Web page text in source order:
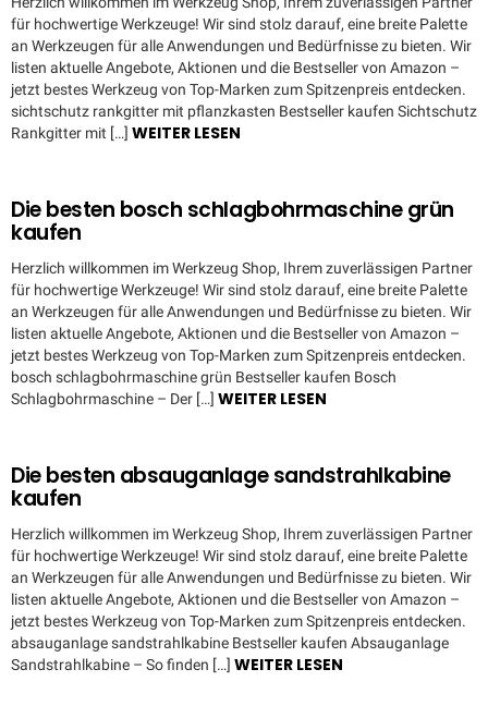
für hochwertige Werkzeuge! Wir sind stolz darauf, eine breite Palette
an Werkzeugen für alle Anwendungen und Bedürfnisse zu bieten. Wir
listen aktuelle Angebote, Aktionen und die Bestseller von Amazon –
jetzt bestes Werkzeug von Top-Marken zum Spitzenpreis entdecken.
sichtschutz rankgitter mit pflanzkasten Bestseller kaufen Sichtschutz
Rankgitter mit […] WEITER LESEN
Die besten bosch schlagbohrmaschine grün
kaufen
Herzlich willkommen im Werkzeug Shop, Ihrem zuverlässigen Partner
für hochwertige Werkzeuge! Wir sind stolz darauf, eine breite Palette
an Werkzeugen für alle Anwendungen und Bedürfnisse zu bieten. Wir
listen aktuelle Angebote, Aktionen und die Bestseller von Amazon –
jetzt bestes Werkzeug von Top-Marken zum Spitzenpreis entdecken.
bosch schlagbohrmaschine grün Bestseller kaufen Bosch
Schlagbohrmaschine – Der […] WEITER LESEN
Die besten absauganlage sandstrahlkabine
kaufen
Herzlich willkommen im Werkzeug Shop, Ihrem zuverlässigen Partner
für hochwertige Werkzeuge! Wir sind stolz darauf, eine breite Palette
an Werkzeugen für alle Anwendungen und Bedürfnisse zu bieten. Wir
listen aktuelle Angebote, Aktionen und die Bestseller von Amazon –
jetzt bestes Werkzeug von Top-Marken zum Spitzenpreis entdecken.
absauganlage sandstrahlkabine Bestseller kaufen Absauganlage
Sandstrahlkabine – So finden […] WEITER LESEN